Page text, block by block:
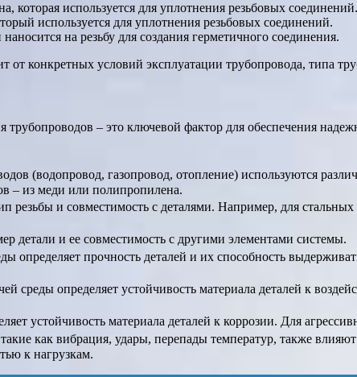
которая используется для уплотнения резьбовых соединений.
используется для уплотнения резьбовых соединений.
на резьбу для создания герметичного соединения.
от конкретных условий эксплуатации трубопровода, типа
трубопроводов – это ключевой фактор для обеспечения
(водопровод, газопровод, отопление) используются
– из меди или полипропилена.
резьбы и совместимость с деталями. Например, для
детали и ее совместимость с другими элементами системы.
определяет прочность деталей и их способность
среды определяет устойчивость материала деталей к
устойчивость материала деталей к коррозии. Для
такие как вибрация, удары, перепады температур, также
к нагрузкам.